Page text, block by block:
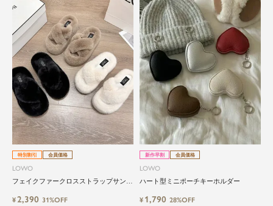
特別割引 会員価格
LOWO
フェイクファークロスストラップサンダ
¥2,390 31%OFF
新作早割 会員価格
LOWO
ハート型ミニポーチキーホルダー
¥ 1,790 28%OFF